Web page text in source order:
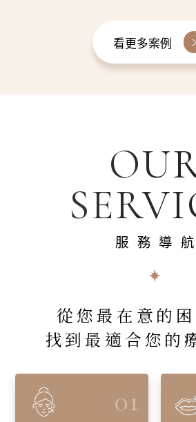
看更多案例
服務導航
從您最在意的
找到最適合您的
01